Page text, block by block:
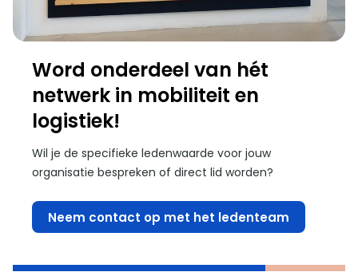
Word onderdeel van hét
netwerk in mobiliteit en
logistiek!
Wil je de specifieke ledenwaarde voor jouw
organisatie bespreken of direct lid worden?
Neem contact op met het ledenteam